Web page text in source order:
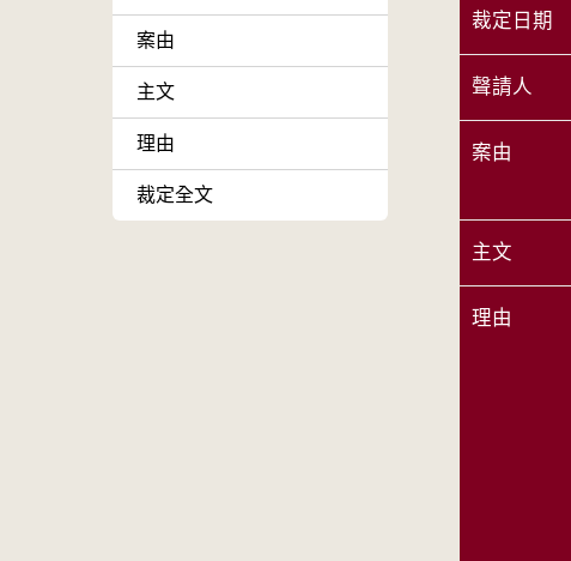
案由
主文
理由
裁定全文
裁定日期
聲請人
案由
主文
理由